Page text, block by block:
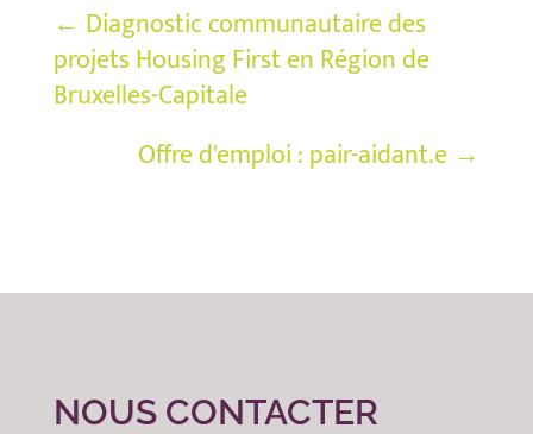
← Diagnostic communautaire des
projets Housing First en Région de
Bruxelles-Capitale
Offre d'emploi : pair-aidant.e →
NOUS CONTACTER